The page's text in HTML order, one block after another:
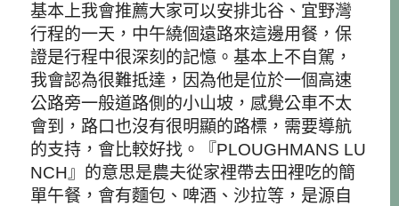
基本上我會推薦大家可以安排北谷、宜野灣
行程的一天，中午繞個遠路來這邊用餐，保
證是行程中很深刻的記憶。基本上不自駕，
我會認為很難抵達，因為他是位於一個高速
公路旁一般道路側的小山坡，感覺公車不太
會到，路口也沒有很明顯的路標，需要導航
的支持，會比較好找。『 PLOUGHMANS LU
NCH 』的意思是農夫從家裡帶去田裡吃的簡
單午餐，會有麵包、啤酒、沙拉等，是源自